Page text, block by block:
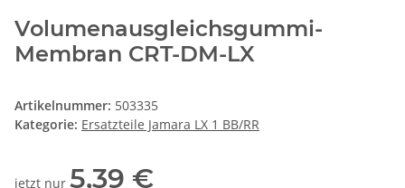
Volumenausgleichsgummi-
Membran CRT-DM-LX
Artikelnummer: 503335
Kategorie: Ersatzteile Jamara LX 1 BB/RR
jetzt nur 5,39 €